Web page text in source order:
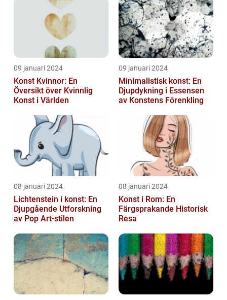
09 januari 2024
Konst Kvinnor: En
Översikt över Kvinnlig
Konst i Världen
09 januari 2024
Minimalistisk konst: En
Djupdykning i Essensen
av Konstens Förenkling
08 januari 2024
Lichtenstein i konst: En
Djupgående Utforskning
av Pop Art-stilen
08 januari 2024
Konst i Rom: En
Färgsprakande Historisk
Resa